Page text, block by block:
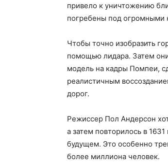
привело к уничтожению
погребены под огромными
Чтобы точно изобразить
помощью лидара. Затем
модель на кадры Помпеи,
реалистичным
дорог.
Режиссер Пол Андерсон
а затем повторилось в
будущем. Это особенно
более миллиона человек.